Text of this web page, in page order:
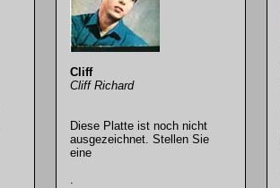
Cliff
Cliff Richard
Diese Platte ist noch nicht
ausgezeichnet. Stellen Sie
eine
.